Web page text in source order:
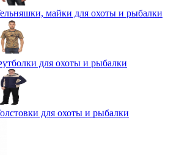
майки для охоты и рыбалки
для охоты и рыбалки
для охоты и рыбалки